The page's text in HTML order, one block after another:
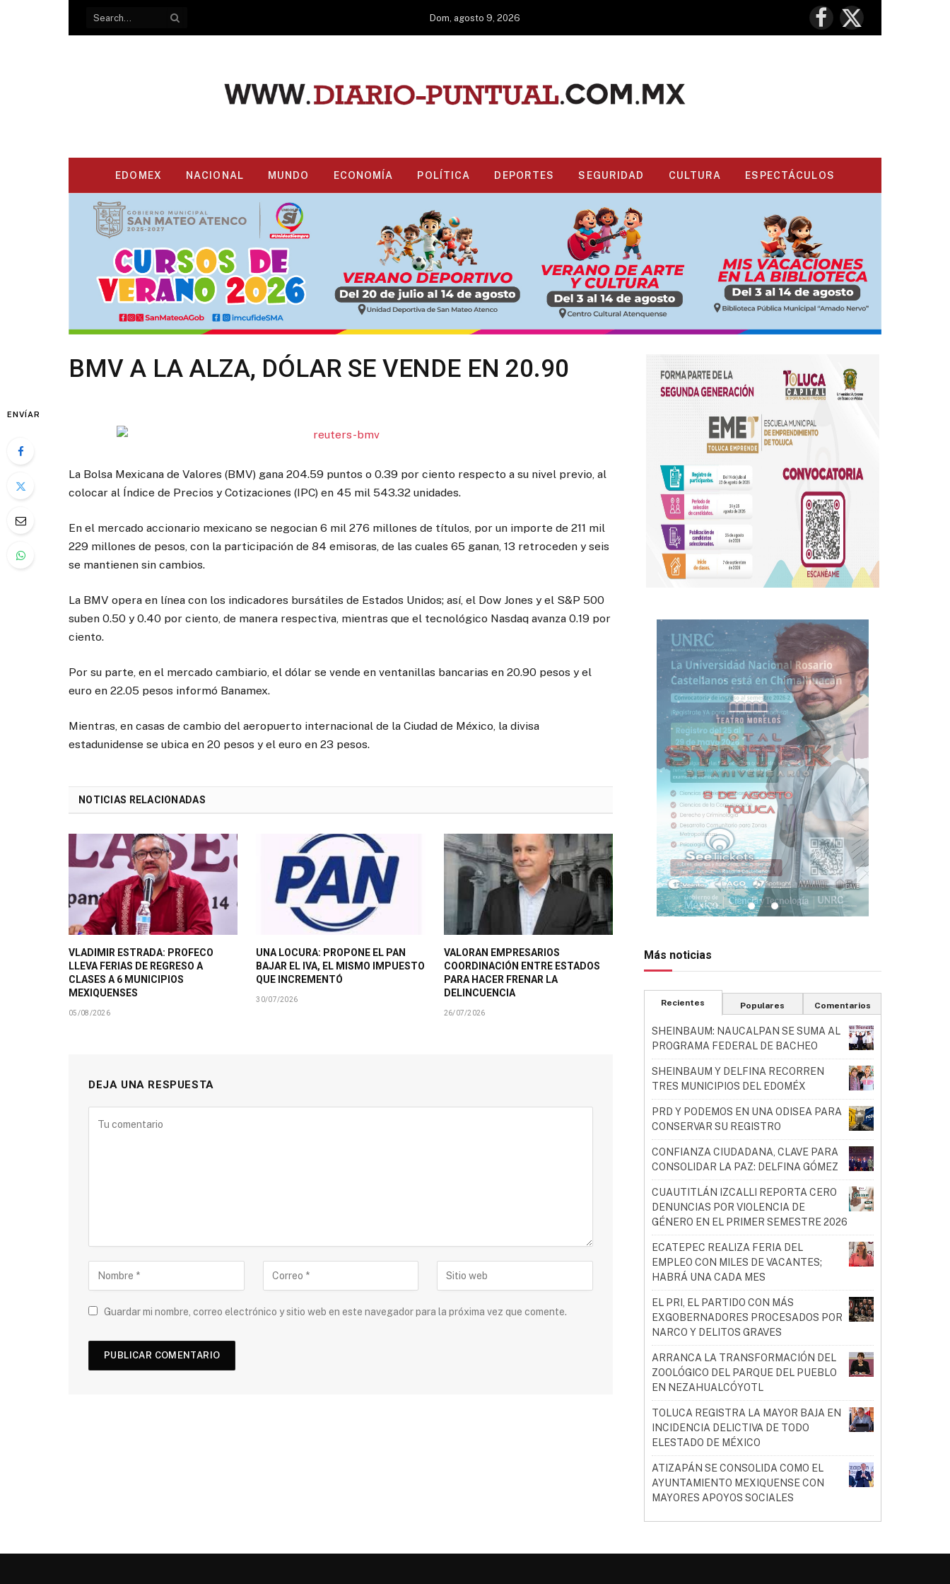
Dom, agosto 9, 2026
Facebook
X
(Twitter)
EDOMEX NACIONAL MUNDO ECONOMÍA POLÍTICA DEPORTES SEGURIDAD CULTURA ESPECTÁCULOS
BMV A LA ALZA, DÓLAR SE VENDE EN 20.90
ENVÍAR
La Bolsa Mexicana de Valores (BMV) gana 204.59 puntos o 0.39 por ciento respecto a su nivel previo, al
colocar al Índice de Precios y Cotizaciones (IPC) en 45 mil 543.32 unidades.
En el mercado accionario mexicano se negocian 6 mil 276 millones de títulos, por un importe de 211 mil
229 millones de pesos, con la participación de 84 emisoras, de las cuales 65 ganan, 13 retroceden y seis
se mantienen sin cambios.
La BMV opera en línea con los indicadores bursátiles de Estados Unidos; así, el Dow Jones y el S&P 500
suben 0.50 y 0.40 por ciento, de manera respectiva, mientras que el tecnológico Nasdaq avanza 0.19 por
ciento.
Por su parte, en el mercado cambiario, el dólar se vende en ventanillas bancarias en 20.90 pesos y el
euro en 22.05 pesos informó Banamex.
Mientras, en casas de cambio del aeropuerto internacional de la Ciudad de México, la divisa
estadunidense se ubica en 20 pesos y el euro en 23 pesos.
NOTICIAS RELACIONADAS
VLADIMIR ESTRADA: PROFECO
LLEVA FERIAS DE REGRESO A
CLASES A 6 MUNICIPIOS
MEXIQUENSES
05/08/2026
UNA LOCURA: PROPONE EL PAN
BAJAR EL IVA, EL MISMO IMPUESTO
QUE INCREMENTÓ
30/07/2026
VALORAN EMPRESARIOS
COORDINACIÓN ENTRE ESTADOS
PARA HACER FRENAR LA
DELINCUENCIA
26/07/2026
DEJA UNA RESPUESTA
Guardar mi nombre, correo electrónico y sitio web en este navegador para la próxima vez que comente.
Más noticias
Recientes Populares Comentarios
SHEINBAUM: NAUCALPAN SE SUMA AL
PROGRAMA FEDERAL DE BACHEO
SHEINBAUM Y DELFINA RECORREN
TRES MUNICIPIOS DEL EDOMÉX
PRD Y PODEMOS EN UNA ODISEA PARA
CONSERVAR SU REGISTRO
CONFIANZA CIUDADANA, CLAVE PARA
CONSOLIDAR LA PAZ: DELFINA GÓMEZ
CUAUTITLÁN IZCALLI REPORTA CERO
DENUNCIAS POR VIOLENCIA DE
GÉNERO EN EL PRIMER SEMESTRE 2026
ECATEPEC REALIZA FERIA DEL
EMPLEO CON MILES DE VACANTES;
HABRÁ UNA CADA MES
EL PRI, EL PARTIDO CON MÁS
EXGOBERNADORES PROCESADOS POR
NARCO Y DELITOS GRAVES
ARRANCA LA TRANSFORMACIÓN DEL
ZOOLÓGICO DEL PARQUE DEL PUEBLO
EN NEZAHUALCÓYOTL
TOLUCA REGISTRA LA MAYOR BAJA EN
INCIDENCIA DELICTIVA DE TODO
ELESTADO DE MÉXICO
ATIZAPÁN SE CONSOLIDA COMO EL
AYUNTAMIENTO MEXIQUENSE CON
MAYORES APOYOS SOCIALES